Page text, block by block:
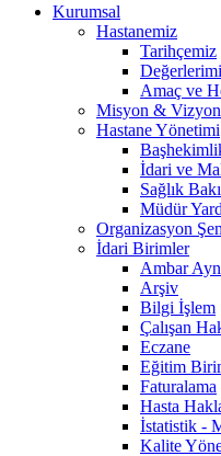
Kurumsal
Hastanemiz
Tarihçemiz
Amaç ve
Misyon & Vizyon
Hastane Yönetimi
İdari ve
Sağlık
Müdür
Organizasyon
İdari Birimler
Ambar
Arşiv
Bilgi İşlem
Çalışan
Eczane
Eğitim
Faturalama
Hasta
İstatistik -
Kalite